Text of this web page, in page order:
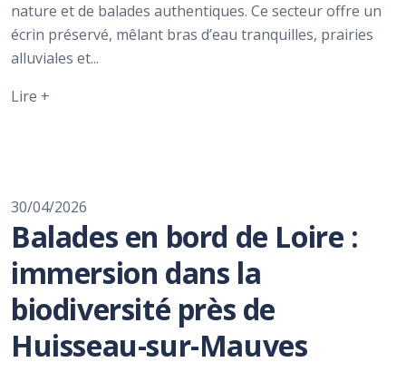
nature et de balades authentiques. Ce secteur offre un
écrin préservé, mêlant bras d’eau tranquilles, prairies
alluviales et...
Lire +
30/04/2026
Balades en bord de Loire :
immersion dans la
biodiversité près de
Huisseau-sur-Mauves